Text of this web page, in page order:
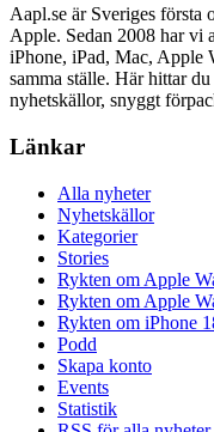
Aapl.se är Sveriges första
Apple. Sedan 2008 har vi
iPhone, iPad, Mac, Apple
samma ställe. Här hittar
nyhetskällor, snyggt
Länkar
Alla nyheter
Nyhetskällor
Kategorier
Stories
Rykten om Apple
Rykten om Apple
Rykten om iPhone
Podd
Skapa konto
Events
Statistik